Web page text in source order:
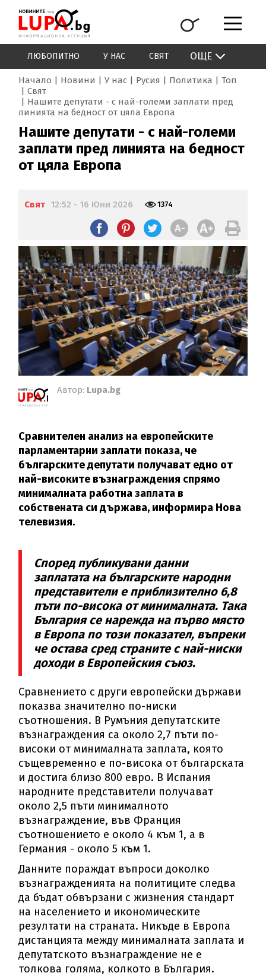
ЛЮБОПИТНО У НАС СВЯТ ОЩЕ
Начало Новини У нас Русия Политика
Топ
Свят
Нашите депутати - с най-големи заплати пред
линията на бедност от цяла Европа
Нашите депутати - с най-големи
заплати пред линията на бедност
от цяла Европа
Свят 12:52 - 16 Юни 2026 1374
Автор: Lupa.bg
Сравнителен анализ на европейските
парламентарни заплати показа, че
българските депутати получават едно от
най-високите възнаграждения спрямо
минималната работна заплата в
собствената си държава, информира Нова
телевизия.
Според публикувани данни
заплатата на българските народни
представители е приблизително 6,8
пъти по-висока от минималната. Така
България се нарежда на първо място
в Европа по този показател, въпреки
че остава сред страните с най-ниски
доходи в Европейския съюз.
Сравнението с други европейски държави
показва значително по-ниски
съотношения. В Румъния депутатските
възнаграждения са около 2,7 пъти по-
високи от минималната заплата, която
същевременно е по-висока от българската
и достига близо 800 евро. В Испания
народните представители получават
около 2,5 пъти минималното
възнаграждение, във Франция
съотношението е около 4 към 1, а в
Германия - около 5 към 1.
Данните пораждат въпроси доколко
възнагражденията на политиците следва
да бъдат обвързани с жизнения стандарт
на населението и икономическите
резултати на страната. Никъде в Европа
дистанцията между минималната заплата и
депутатското възнаграждение не е
толкова голяма, колкото в България.